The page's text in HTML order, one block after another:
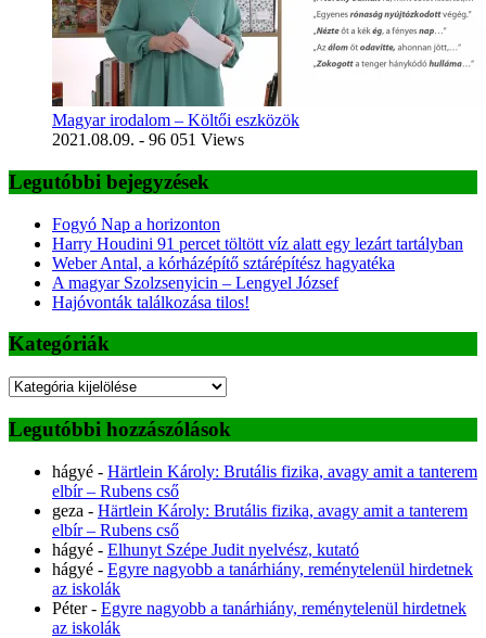
Magyar irodalom – Költői eszközök
2021.08.09. - 96 051 Views
Legutóbbi bejegyzések
Fogyó Nap a horizonton
Harry Houdini 91 percet töltött víz alatt egy lezárt tartályban
Weber Antal, a kórházépítő sztárépítész hagyatéka
A magyar Szolzsenyicin – Lengyel József
Hajóvonták találkozása tilos!
Kategóriák
Kategóriák
Legutóbbi hozzászólások
hágyé - Härtlein Károly: Brutális fizika, avagy amit a tanterem
elbír – Rubens cső
geza - Härtlein Károly: Brutális fizika, avagy amit a tanterem
elbír – Rubens cső
hágyé - Elhunyt Szépe Judit nyelvész, kutató
hágyé - Egyre nagyobb a tanárhiány, reménytelenül hirdetnek
az iskolák
Péter- Egyre nagyobb a tanárhiány, reménytelenül hirdetnek
az iskolák